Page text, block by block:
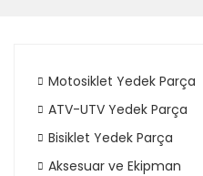
Motosiklet Yedek Parça
ATV-UTV Yedek Parça
Bisiklet Yedek Parça
Aksesuar ve Ekipman